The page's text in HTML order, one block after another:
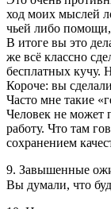
ход моих мыслей
чьей либо
В итоге вы это
же всё классно
бесплатных кучу.
Короче: вы
Часто мне такие
Человек не может
работу. Что там
сохранением
9. Завышенные
Вы думали, что